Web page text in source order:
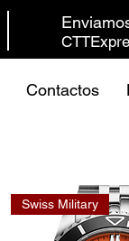
Contactos
Swiss Military